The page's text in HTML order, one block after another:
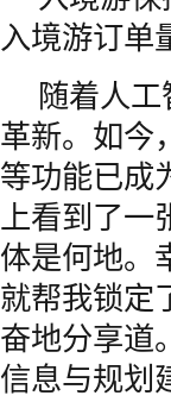
入境游订单
随着人
革新。如今
等功能已成
上看到了一
体是何地。
就帮我锁定
奋地分享道
信息与规划